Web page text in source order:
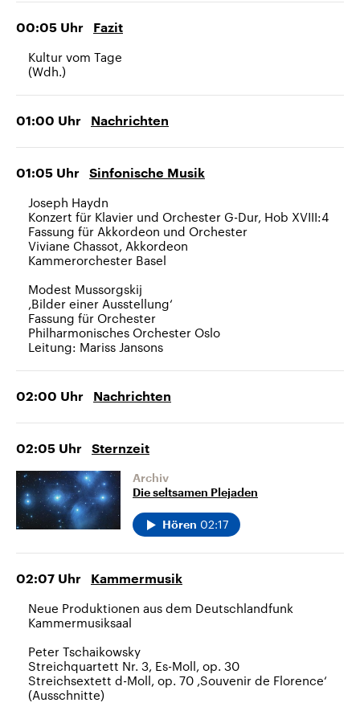
Umfragen, Prognosen,
Wahlprogramme, aktuelle Berichte
und Kandidaten der anstehenden
Wahl.
00:05 Uhr Fazit
Kultur vom Tage
(Wdh.)
01:00 Uhr Nachrichten
01:05 Uhr Sinfonische Musik
Joseph Haydn
Konzert für Klavier und Orchester G-Dur, Hob XVIII:4
Fassung für Akkordeon und Orchester
Viviane Chassot, Akkordeon
Kammerorchester Basel
Modest Mussorgskij
,Bilder einer Ausstellung‘
Fassung für Orchester
Philharmonisches Orchester Oslo
Leitung: Mariss Jansons
02:00 Uhr Nachrichten
02:05 Uhr Sternzeit
Archiv
Die seltsamen Plejaden
Hören 02:17
02:07 Uhr Kammermusik
Neue Produktionen aus dem Deutschlandfunk
Kammermusiksaal
Peter Tschaikowsky
Streichquartett Nr. 3, Es-Moll, op. 30
Streichsextett d-Moll, op. 70 ,Souvenir de Florence‘
(Ausschnitte)